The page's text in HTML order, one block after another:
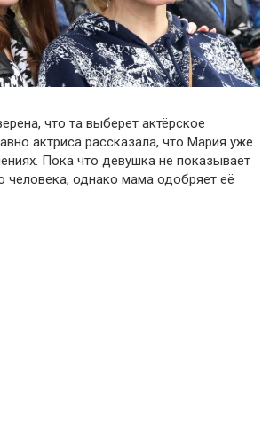
что та выберет актёрское
актриса рассказала, что Мария уже
Пока что девушка не показывает
человека, однако мама одобряет её